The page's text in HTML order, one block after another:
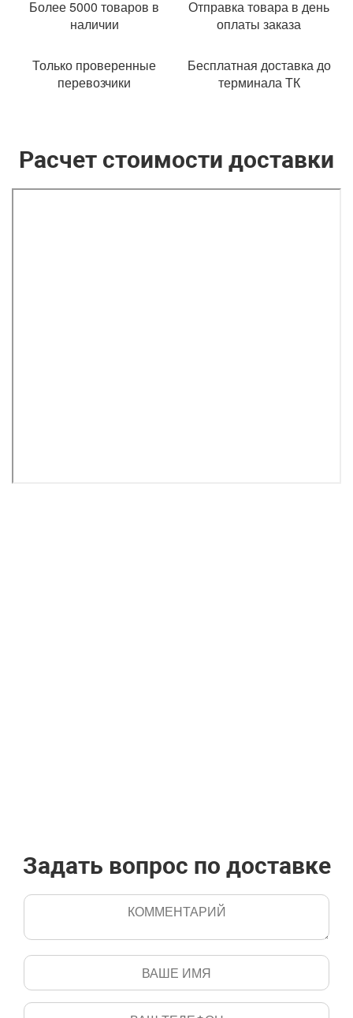
Более 5000 товаров в
наличии
Отправка товара в день
оплаты заказа
Только проверенные
перевозчики
Бесплатная доставка до
терминала ТК
Расчет стоимости доставки
Задать вопрос по доставке